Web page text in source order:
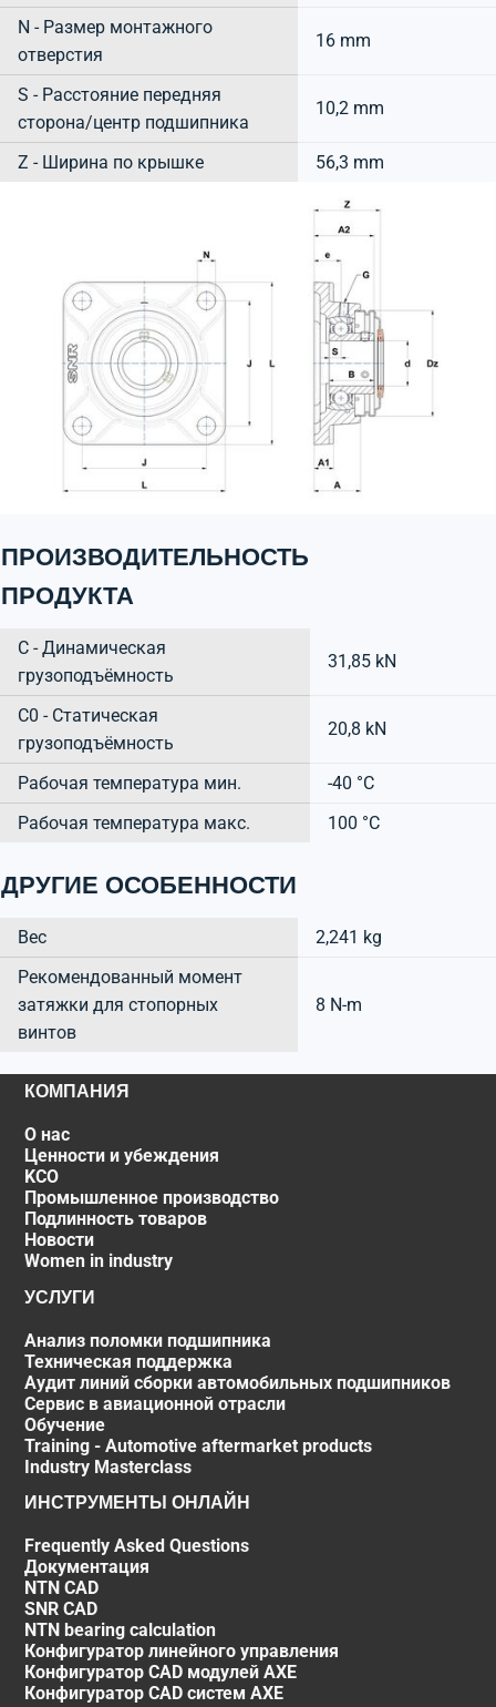
N - Размер монтажного
отверстия
16 mm
S - Расстояние передняя
сторона/центр подшипника
10,2 mm
Z - Ширина по крышке 56,3 mm
ПРОИЗВОДИТЕЛЬНОСТЬ
ПРОДУКТА
C - Динамическая
грузоподъёмность
31,85 kN
C0 - Статическая
грузоподъёмность
20,8 kN
Рабочая температура мин.
-40 °C
Рабочая температура макс.
100 °C
ДРУГИЕ ОСОБЕННОСТИ
Вес
2,241 kg
Рекомендованный момент
затяжки для стопорных
винтов
8 N-m
КОМПАНИЯ
О нас
Ценности и убеждения
KCO
Промышленное производство
Подлинность товаров
Новости
Women in industry
УСЛУГИ
Анализ поломки подшипника
Техническая поддержка
Аудит линий сборки автомобильных подшипников
Сервис в авиационной отрасли
Обучение
Training - Automotive aftermarket products
Industry Masterclass
ИНСТРУМЕНТЫ ОНЛАЙН
Frequently Asked Questions
Документация
NTN CAD
SNR CAD
NTN bearing calculation
Конфигуратор линейного управления
Конфигуратор CAD модулей AXE
Конфигуратор CAD систем AXE